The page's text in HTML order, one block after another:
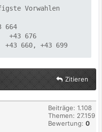
Vorwahlen
664
676
660, +43 699
Zitieren
Beiträge: 1.108
Themen: 27.159
Bewertung: 0